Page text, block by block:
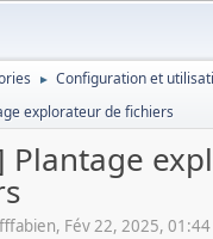
► Configuration et
explorateur de fichiers
Plantage
Fév 22, 2025, 01:44